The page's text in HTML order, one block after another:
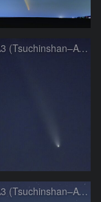
C/2023 A3 (Tsuchinshan–ATLAS)
C/2023 A3 (Tsuchinshan–ATLAS)